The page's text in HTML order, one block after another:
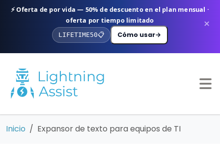
⚡ Oferta de por vida — 50% de descuento en el plan mensual ·
oferta por tiempo limitado
LIFETIME50📋 Cómo usar→
×
Inicio Expansor de texto para equipos de TI